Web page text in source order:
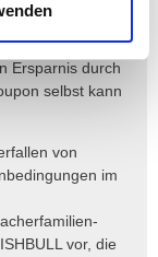
sich aus dem
Ersparnis durch
selbst kann
von
im
vor, die